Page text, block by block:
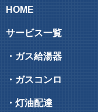
HOME
サービス一覧
・ガス給湯器
・ガスコンロ
・灯油配達